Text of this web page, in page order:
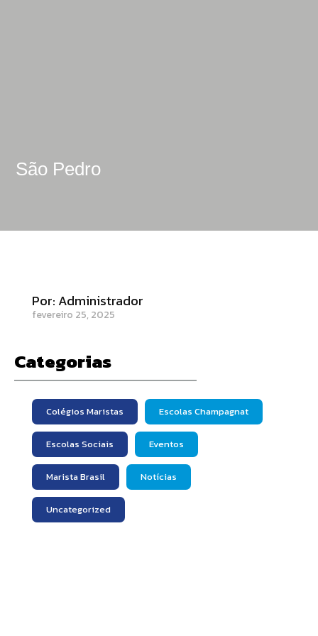
São Pedro
Por: Administrador
fevereiro 25, 2025
Categorias
Colégios Maristas Escolas Champagnat
Escolas Sociais Eventos
Marista Brasil Notícias
Uncategorized